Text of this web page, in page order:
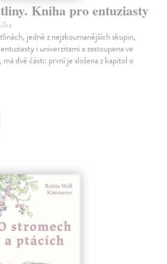
Kniha pro entuziasty
jedné z nejzkoumanějších skupin,
i univerzitami a zastoupena ve
dvě části: první je složena z kapitol o